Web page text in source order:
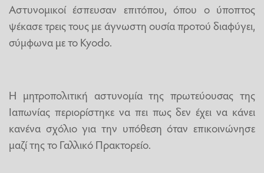
Αστυνομικοί έσπευσαν επιτόπου, όπου ο ύποπτος
ψέκασε τρεις τους με άγνωστη ουσία προτού διαφύγει,
σύμφωνα με το Kyodo.
Η μητροπολιτική αστυνομία της πρωτεύουσας της
Ιαπωνίας περιορίστηκε να πει πως δεν έχει να κάνει
κανένα σχόλιο για την υπόθεση όταν επικοινώνησε
μαζί της το Γαλλικό Πρακτορείο.